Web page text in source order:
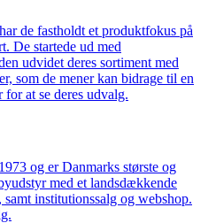
de fastholdt et produktfokus på
De startede ud med
udvidet deres sortiment med
som de mener kan bidrage til en
at se deres udvalg.
og er Danmarks største og
med et landsdækkende
institutionssalg og webshop.